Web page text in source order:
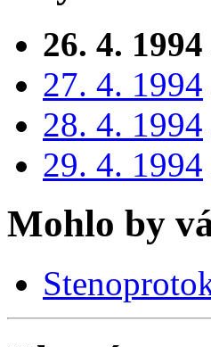
26. 4. 1994
27. 4. 1994
28. 4. 1994
29. 4. 1994
Mohlo by